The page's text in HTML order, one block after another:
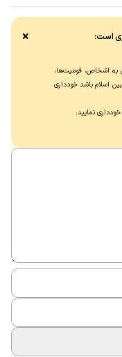
است:
به اشخاص، قومیت‌ها،
اسلام باشد خودداری
نماييد.
×